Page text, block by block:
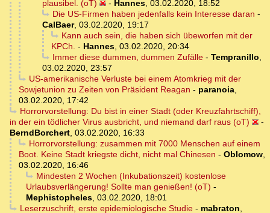
plausibel. (oT)
- Hannes, 03.02.2020, 18:52
Die US-Firmen haben jedenfalls kein Interesse daran -
CalBaer, 03.02.2020, 19:17
Kann auch sein, die haben sich übeworfen mit der
KPCh. - Hannes, 03.02.2020, 20:34
Immer diese dummen, dummen Zufälle- Tempranillo,
03.02.2020, 23:57
US-amerikanische Verluste bei einem Atomkrieg mit der
Sowjetunion zu Zeiten von Präsident Reagan - paranoia,
03.02.2020, 17:42
Horrorvorstellung: Du bist in einer Stadt (oder Kreuzfahrtschiff),
in der ein tödlicher Virus ausbricht, und niemand darf raus (oT)
-
BerndBorchert, 03.02.2020, 16:33
Horrorvorstellung: zusammen mit 7000 Menschen auf einem
Boot. Keine Stadt kriegste dicht, nicht mal Chinesen - Oblomow,
03.02.2020, 16:46
Mindesten 2 Wochen (Inkubationszeit) kostenlose
Urlaubsverlängerung! Sollte man genießen! (oT) -
Mephistopheles, 03.02.2020, 18:01
Leserzuschrift, erste epidemiologische Studie- mabraton,